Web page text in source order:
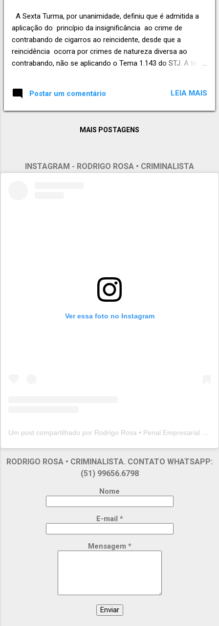
A Sexta Turma, por unanimidade, definiu que é admitida a
aplicação do princípio da insignificância ao crime de
contrabando de cigarros ao reincidente, desde que a
reincidência ocorra por crimes de natureza diversa ao
contrabando, não se aplicando o Tema 1.143 do STJ. A tese
Fonte: STJ. RODRIGO ROSA ADVOCACIA Contato (51)
99656.6789 (WhatsApp) criminalista em novo hamburgo,
penal, absolvição, são leopoldo, advocacia criminal, penal,
Postar um comentário LEIA MAIS
MAIS POSTAGENS
INSTAGRAM - RODRIGO ROSA • CRIMINALISTA
Ver essa foto no Instagram
Um post compartilhado por Rodrigo Rosa • Penal Empresarial (@rodrigorosapenal)
RODRIGO ROSA • CRIMINALISTA. CONTATO WHATSAPP:
(51) 99656.6798
Nome
E-mail *
Mensagem *